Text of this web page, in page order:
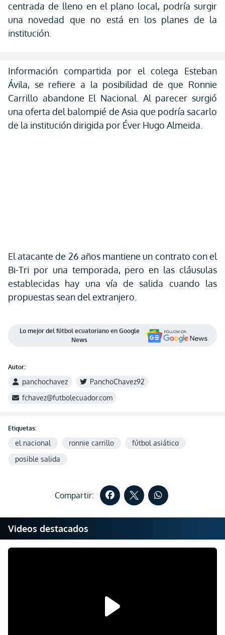
centrada de lleno en el plano local, podría surgir
una novedad que no está en los planes de la
institución.
Información compartida por el colega Esteban
Ávila, se refiere a la posibilidad de que Ronnie
Carrillo abandone El Nacional. Al parecer surgió
una oferta del balompié de Asia que podría sacarlo
de la institución dirigida por Éver Hugo Almeida.
El atacante de 26 años mantiene un contrato con el
Bi-Tri por una temporada, pero en las cláusulas
establecidas hay una vía de salida cuando las
propuestas sean del extranjero.
Lo mejor del fútbol ecuatoriano en Google
News
Autor:
panchochavez
PanchoChavez92
fchavez@futbolecuador.com
Etiquetas:
el nacional ronnie carrillo
fútbol asiático
posible salida
Compartir:
Videos destacados